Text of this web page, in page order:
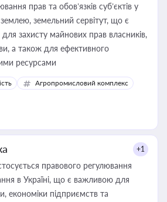
прав та обов’язків суб’єктів у
земельний сервітут, що є
захисту майнових прав власників,
а також для ефективного
ресурсами
Агропромисловий комплекс
+1
правового регулювання
в Україні, що є важливою для
економіки підприємств та